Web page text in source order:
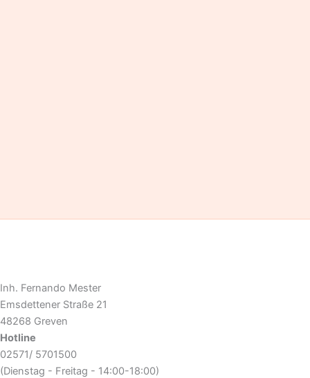
Inh. Fernando Mester
Emsdettener Straße 21
48268 Greven
Hotline
02571/ 5701500
(Dienstag - Freitag - 14:00-18:00)